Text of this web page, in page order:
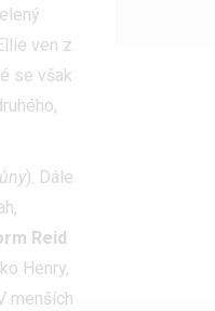
ven z
se však
). Dále
Reid
Henry,
menších